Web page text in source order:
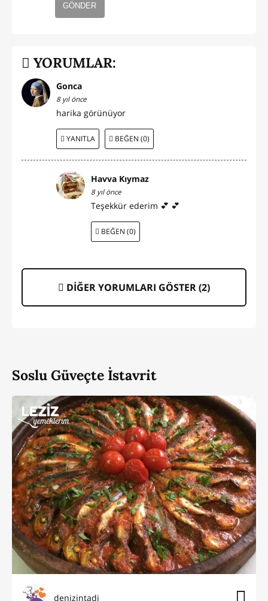
GÖNDER
YORUMLAR:
Gonca
8 yıl önce
harika görünüyor
YANITLA BEĞEN (0)
Havva Kıymaz
8 yıl önce
Teşekkür ederim 💕 💕
BEĞEN (0)
DİĞER YORUMLARI GÖSTER (2)
Soslu Güveçte İstavrit
denizintadi